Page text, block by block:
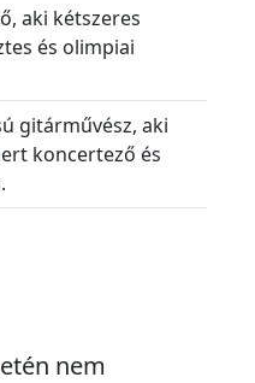
aki kétszeres
és olimpiai
gitárművész, aki
koncertező és
nem